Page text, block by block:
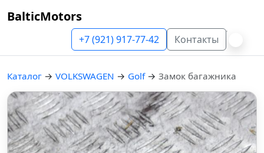
BalticMotors
+7 (921) 917-77-42 Контакты
Каталог → VOLKSWAGEN → Golf → Замок багажника